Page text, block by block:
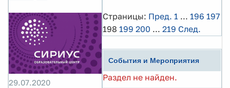
29.07.2020
Страницы: Пред. 1 ... 196 197
198 199 200 ... 219 След.
События и Мероприятия
Раздел не найден.